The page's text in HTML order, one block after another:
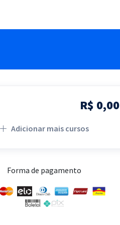
R$ 0,00
Adicionar mais cursos
Forma de pagamento